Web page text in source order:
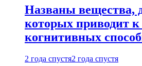
Названы вещества,
которых приводит
когнитивных
2 года спустя2 года спустя